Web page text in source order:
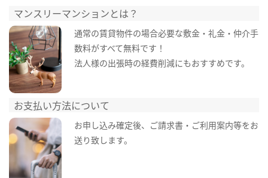
マンスリーマンションとは？
通常の賃貸物件の場合必要な敷金・礼金・仲介手
数料がすべて無料です！
法人様の出張時の経費削減にもおすすめです。
お支払い方法について
お申し込み確定後、ご請求書・ご利用案内等をお
送り致します。